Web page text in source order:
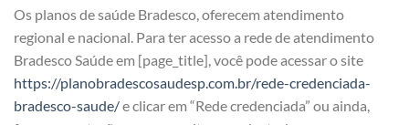
Os planos de saúde Bradesco, oferecem atendimento
regional e nacional. Para ter acesso a rede de atendimento
Bradesco Saúde em [page_title], você pode acessar o site
https://planobradescosaudesp.com.br/rede-credenciada-
bradesco-saude/e clicar em “Rede credenciada” ou ainda,